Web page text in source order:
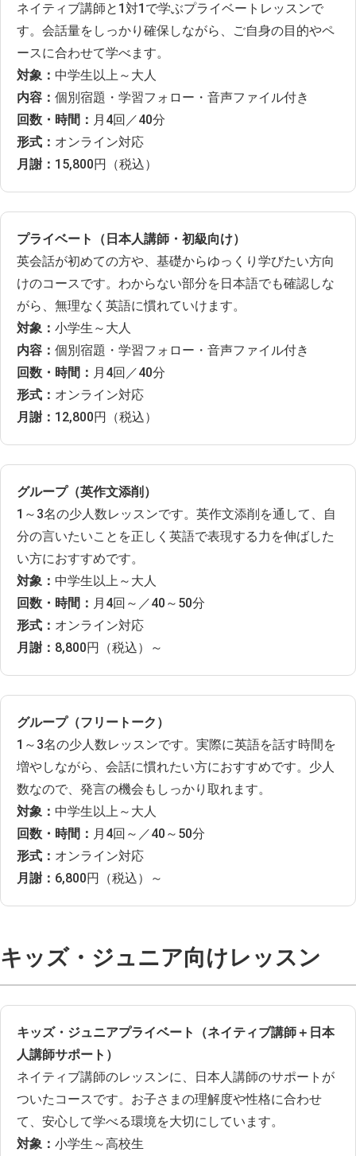
ネイティブ講師と1対1で学ぶプライベートレッスンで
す。会話量をしっかり確保しながら、ご自身の目的やペ
ースに合わせて学べます。
対象： 中学生以上～大人
内容： 個別宿題・学習フォロー・音声ファイル付き
回数・時間： 月4回／40分
形式： オンライン対応
月謝： 15,800円（税込）
プライベート（日本人講師・初級向け）
英会話が初めての方や、基礎からゆっくり学びたい方向
けのコースです。わからない部分を日本語でも確認しな
がら、無理なく英語に慣れていけます。
対象： 小学生～大人
内容： 個別宿題・学習フォロー・音声ファイル付き
回数・時間： 月4回／40分
形式： オンライン対応
月謝： 12,800円（税込）
グループ（英作文添削）
1～3名の少人数レッスンです。英作文添削を通して、自
分の言いたいことを正しく英語で表現する力を伸ばした
い方におすすめです。
対象： 中学生以上～大人
回数・時間： 月4回～／40～50分
形式： オンライン対応
月謝： 8,800円（税込）～
グループ（フリートーク）
1～3名の少人数レッスンです。実際に英語を話す時間を
増やしながら、会話に慣れたい方におすすめです。少人
数なので、発言の機会もしっかり取れます。
対象： 中学生以上～大人
回数・時間： 月4回～／40～50分
形式： オンライン対応
月謝： 6,800円（税込）～
キッズ・ジュニア向けレッスン
キッズ・ジュニアプライベート（ネイティブ講師＋日本
人講師サポート）
ネイティブ講師のレッスンに、日本人講師のサポートが
ついたコースです。お子さまの理解度や性格に合わせ
て、安心して学べる環境を大切にしています。
対象： 小学生～高校生